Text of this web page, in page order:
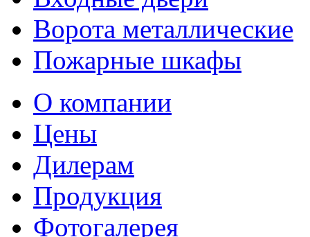
Ворота металлические
Пожарные шкафы
О компании
Цены
Дилерам
Продукция
Фотогалерея